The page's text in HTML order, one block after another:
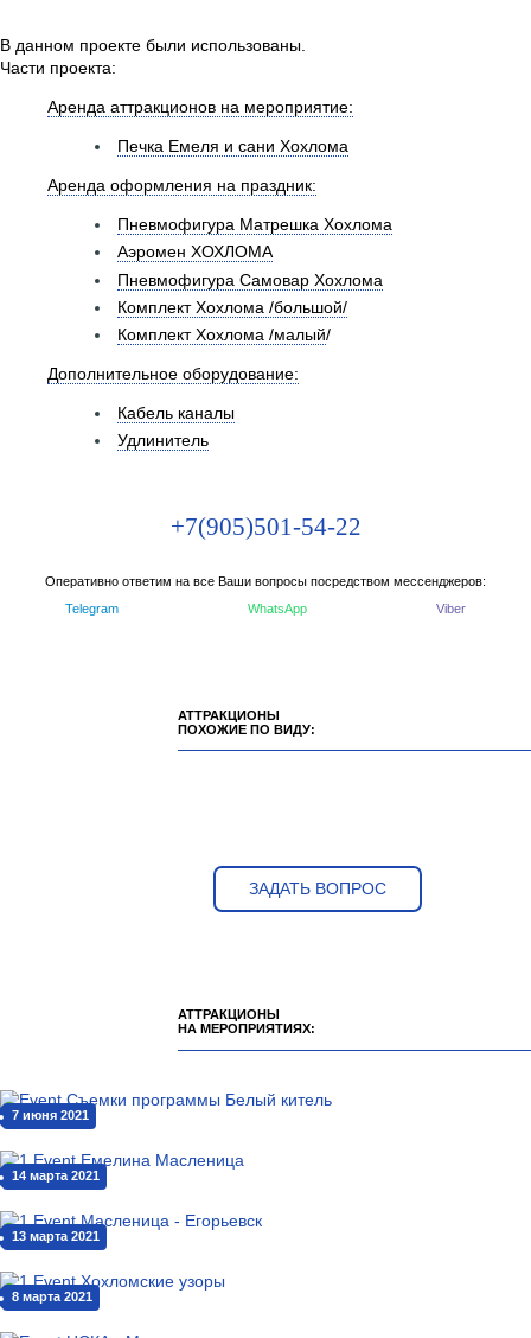
В данном проекте были использованы.
Части проекта:
Аренда аттракционов на мероприятие:
Печка Емеля и сани Хохлома
Аренда оформления на праздник:
Пневмофигура Матрешка Хохлома
Аэромен ХОХЛОМА
Пневмофигура Самовар Хохлома
Комплект Хохлома /большой/
Комплект Хохлома /малый/
Дополнительное оборудование:
Кабель каналы
Удлинитель
+7(905)501-54-22
Оперативно ответим на все Ваши вопросы посредством мессенджеров:
Telegram
WhatsApp Viber
АТТРАКЦИОНЫ
ПОХОЖИЕ ПО ВИДУ:
ЗАДАТЬ ВОПРОС
АТТРАКЦИОНЫ
НА МЕРОПРИЯТИЯХ:
7 июня 2021
14 марта 2021
13 марта 2021
8 марта 2021